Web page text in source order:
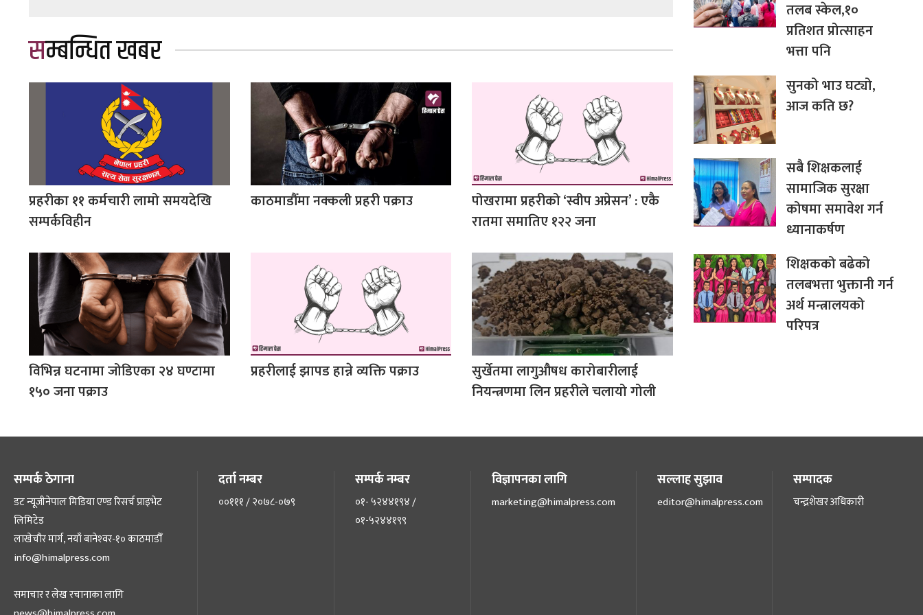
सम्बन्धित खबर
प्रहरीका ११ कर्मचारी लामो समयदेखि
सम्पर्कविहीन
काठमाडौँमा नक्कली प्रहरी पक्राउ
पोखरामा प्रहरीको ‘स्वीप अप्रेसन’ : एकै
रातमा समातिए १२२ जना
विभिन्न घटनामा जोडिएका २४ घण्टामा
१५० जना पक्राउ
प्रहरीलाई झापड हान्ने व्यक्ति पक्राउ
सुर्खेतमा लागुऔषध कारोबारीलाई
नियन्त्रणमा लिन प्रहरीले चलायो गोली
तलब स्केल,१०
प्रतिशत प्रोत्साहन
भत्ता पनि
सुनको भाउ घट्यो,
आज कति छ?
सबै शिक्षकलाई
सामाजिक सुरक्षा
कोषमा समावेश गर्न
ध्यानाकर्षण
शिक्षकको बढेको
तलबभत्ता भुक्तानी गर्न
अर्थ मन्त्रालयको
परिपत्र
सम्पर्क ठेगाना
डट न्यूजीनेपाल मिडिया एण्ड रिसर्च प्राइभेट
लिमिटेड
लाखेचौर मार्ग, नयाँ बानेश्‍वर-१० काठमाडौँ
info@himalpress.com
समाचार र लेख रचानाका लागि
दर्ता नम्बर
००१११ / २०७८-०७९
सम्पर्क नम्बर
०१- ५२४४१९४ /
०१-५२४४१९९
विज्ञापनका लागि
marketing@himalpress.com
सल्लाह सुझाव
editor@himalpress.com
सम्पादक
चन्द्रशेखर अधिकारी